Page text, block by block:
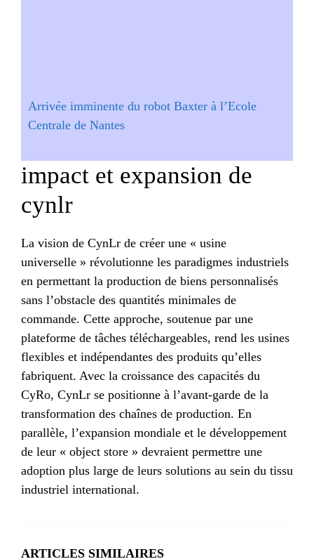
Arrivée imminente du robot Baxter à l’Ecole
Centrale de Nantes
impact et expansion de
cynlr
La vision de CynLr de créer une « usine
universelle » révolutionne les paradigmes industriels
en permettant la production de biens personnalisés
sans l’obstacle des quantités minimales de
commande. Cette approche, soutenue par une
plateforme de tâches téléchargeables, rend les usines
flexibles et indépendantes des produits qu’elles
fabriquent. Avec la croissance des capacités du
CyRo, CynLr se positionne à l’avant-garde de la
transformation des chaînes de production. En
parallèle, l’expansion mondiale et le développement
de leur « object store » devraient permettre une
adoption plus large de leurs solutions au sein du tissu
industriel international.
ARTICLES SIMILAIRES